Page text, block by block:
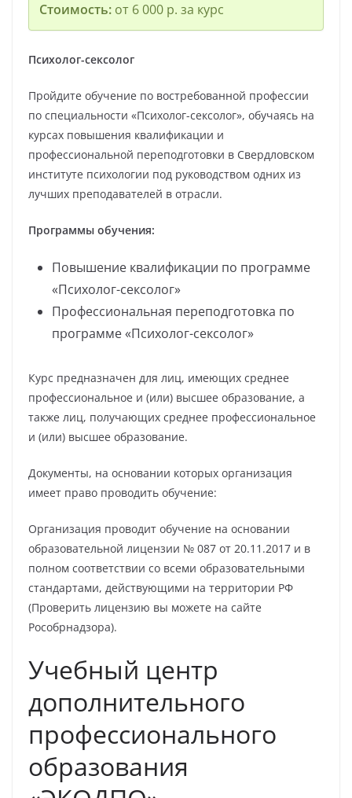
Стоимость:от 6 000 р. за курс
Психолог-сексолог
Пройдите обучение по востребованной профессии
по специальности «Психолог-сексолог», обучаясь на
курсах повышения квалификации и
профессиональной переподготовки в Свердловском
институте психологии под руководством одних из
лучших преподавателей в отрасли.
Программы обучения:
Повышение квалификации по программе
«Психолог-сексолог»
Профессиональная переподготовка по
программе «Психолог-сексолог»
Курс предназначен для лиц, имеющих среднее
профессиональное и (или) высшее образование, а
также лиц, получающих среднее профессиональное
и (или) высшее образование.
Документы, на основании которых организация
имеет право проводить обучение:
Организация проводит обучение на основании
образовательной лицензии № 087 от 20.11.2017 и в
полном соответствии со всеми образовательными
стандартами, действующими на территории РФ
(Проверить лицензию вы можете на сайте
Рособрнадзора).
Учебный центр
дополнительного
профессионального
образования